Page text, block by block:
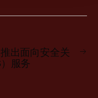
出面向安全关
服务